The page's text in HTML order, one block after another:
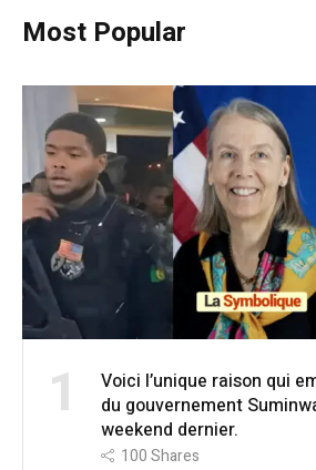
Most Popular
1
Voici l’unique raison qui
du gouvernement
weekend dernier.
100Shares